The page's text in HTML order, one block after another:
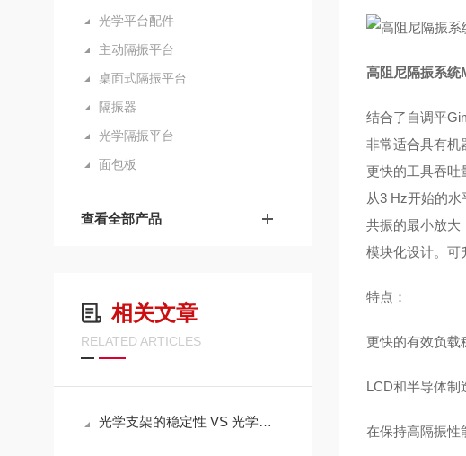
光学平台配件
主动隔振平台
桌面式隔振平台
隔振器
光学隔振平台
面包板
查看全部产品
相关文章
RELATED ARTICLES
光学支架的稳定性 VS 光学基座的稳定性
高阻尼隔振系统
结合了自调平
非常适合具有机
更快的工具吞吐
从3 Hz开始的水
共振的最小放大
模块化设计。可
特点：
更快的有效负载
LCD和半导体制
在保持高隔振性